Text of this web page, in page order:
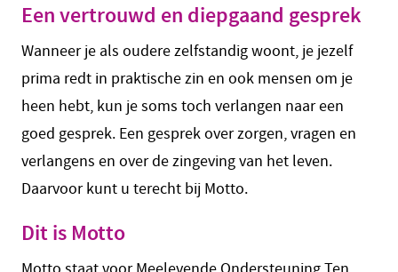
Een vertrouwd en diepgaand gesprek
Wanneer je als oudere zelfstandig woont, je jezelf
prima redt in praktische zin en ook mensen om je
heen hebt, kun je soms toch verlangen naar een
goed gesprek. Een gesprek over zorgen, vragen en
verlangens en over de zingeving van het leven.
Daarvoor kunt u terecht bij Motto.
Dit is Motto